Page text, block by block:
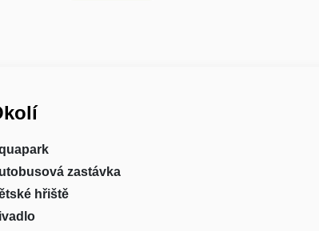
zastávka
hřiště